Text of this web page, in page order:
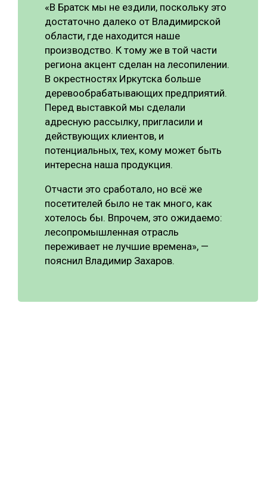
«В Братск мы не ездили, поскольку это
достаточно далеко от Владимирской
области, где находится наше
производство. К тому же в той части
региона акцент сделан на лесопилении.
В окрестностях Иркутска больше
деревообрабатывающих предприятий.
Перед выставкой мы сделали
адресную рассылку, пригласили и
действующих клиентов, и
потенциальных, тех, кому может быть
интересна наша продукция.
Отчасти это сработало, но всё же
посетителей было не так много, как
хотелось бы. Впрочем, это ожидаемо:
лесопромышленная отрасль
переживает не лучшие времена», —
пояснил Владимир Захаров.